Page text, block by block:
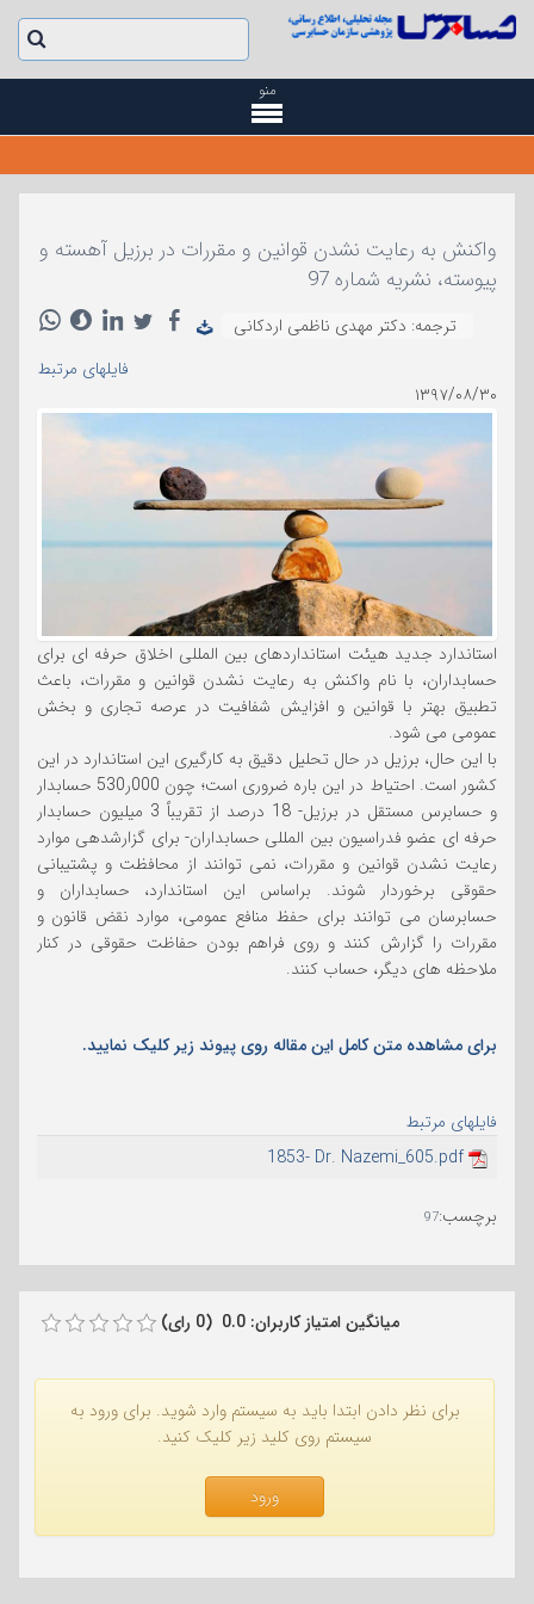
منو
واکنش به رعایت نشدن قوانین و مقررات در برزیل آهسته و
پیوسته، نشریه شماره 97
ترجمه: دکتر مهدی ناظمی اردکانی
فایلهای مرتبط
۱۳۹۷/۰۸/۳۰
استاندارد جدید هیئت استانداردهای بین المللی اخلاق حرفه ای برای
حسابداران، با نام واکنش به رعایت نشدن قوانین و مقررات، باعث
تطبیق بهتر با قوانین و افزایش شفافیت در عرصه تجاری و بخش
عمومی می شود.
با این حال، برزیل در حال تحلیل دقیق به کارگیری این استاندارد در این
کشور است. احتیاط در این باره ضروری است؛ چون 000ر530 حسابدار
و حسابرس مستقل در برزیل- 18 درصد از تقریباً 3 میلیون حسابدار
حرفه ای عضو فدراسیون بین المللی حسابداران- برای گزارشدهی موارد
رعایت نشدن قوانین و مقررات، نمی توانند از محافظت و پشتیبانی
حقوقی برخوردار شوند. براساس این استاندارد، حسابداران و
حسابرسان می توانند برای حفظ منافع عمومی، موارد نقض قانون و
مقررات را گزارش کنند و روی فراهم بودن حفاظت حقوقی در کنار
ملاحظه های دیگر، حساب کنند.
برای مشاهده متن کامل این مقاله روی پیوند زیر کلیک نمایید.
فایلهای مرتبط
1853- Dr. Nazemi_605.pdf
برچسب:
97
میانگین امتیاز کاربران: 0.0 (0 رای)
برای نظر دادن ابتدا باید به سیستم وارد شوید. برای ورود به
سیستم روی کلید زیر کلیک کنید.
ورود